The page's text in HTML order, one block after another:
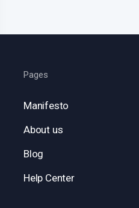
Pages
Manifesto
About us
Blog
Help Center